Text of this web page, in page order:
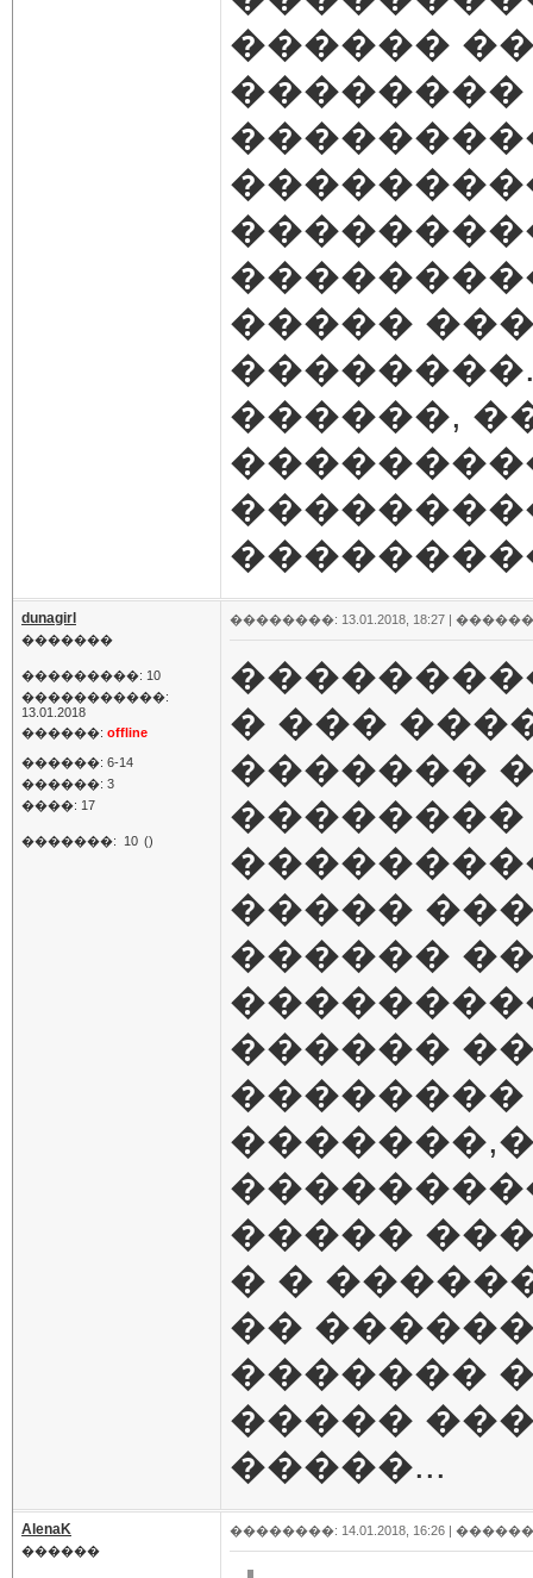
������
��������
�����
������,
dunagirl
�������
���������: 10
�����������:
13.01.2018
������: offline
������: 6-14
������: 3
����: 17
�������: 10 ()
��������: 13.01.2018, 18:27 |
� ���
�������
��������
�����
������
������
��������
�����
� �
��
�������
�����
�����...
AlenaK
������
��������: 14.01.2018, 16:26 |